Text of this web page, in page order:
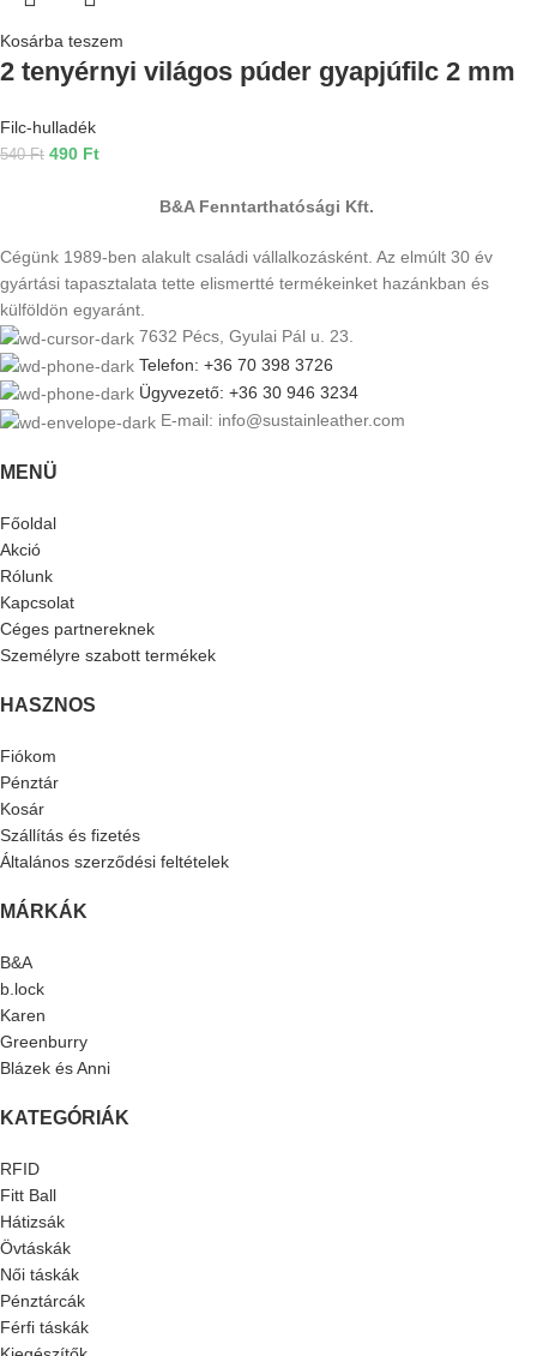
Kosárba teszem
2 tenyérnyi világos púder gyapjúfilc 2 mm
Filc-hulladék
540Ft 490 Ft
B&A Fenntarthatósági Kft.
Cégünk 1989-ben alakult családi vállalkozásként. Az elmúlt 30 év
gyártási tapasztalata tette elismertté termékeinket hazánkban és
külföldön egyaránt.
7632 Pécs, Gyulai Pál u. 23.
Telefon: +36 70 398 3726
Ügyvezető: +36 30 946 3234
E-mail: info@sustainleather.com
MENÜ
Főoldal
Akció
Rólunk
Kapcsolat
Céges partnereknek
Személyre szabott termékek
HASZNOS
Fiókom
Pénztár
Kosár
Szállítás és fizetés
Általános szerződési feltételek
MÁRKÁK
B&A
b.lock
Karen
Greenburry
Blázek és Anni
KATEGÓRIÁK
RFID
Fitt Ball
Hátizsák
Övtáskák
Női táskák
Pénztárcák
Férfi táskák